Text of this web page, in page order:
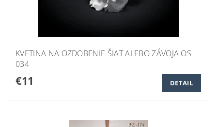
KVETINA NA OZDOBENIE ŠIAT ALEBO ZÁVOJA OS-
034
€11 DETAIL